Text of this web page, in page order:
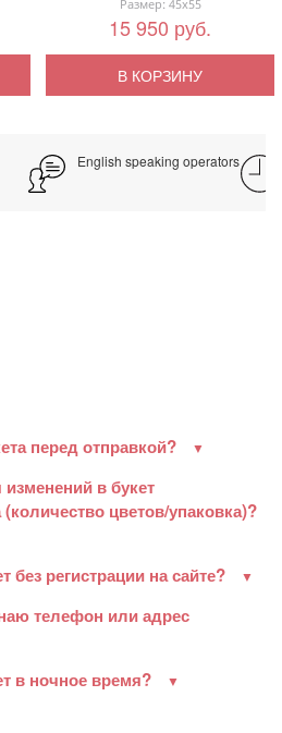
Размер: 45x55
15 950 руб.
В КОРЗИНУ
English speaking operators
перед отправкой?
в букет
цветов/упаковка)?
без регистрации на сайте?
телефон или адрес
в ночное время?